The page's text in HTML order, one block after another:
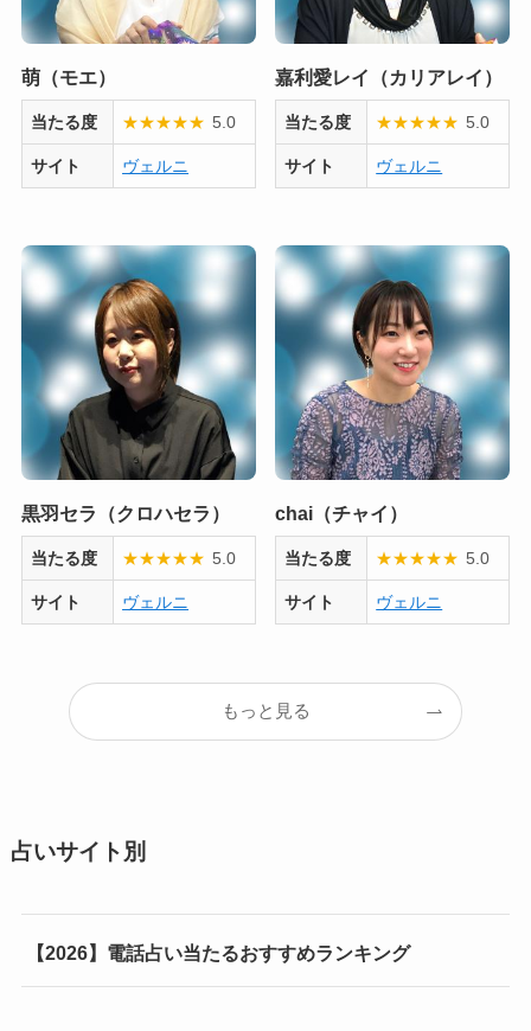
萌（モエ）
当たる度 ★★★★★ 5.0
サイト ヴェルニ
嘉利愛レイ（カリアレイ）
当たる度 ★★★★★ 5.0
サイト ヴェルニ
黒羽セラ（クロハセラ）
当たる度 ★★★★★ 5.0
サイト ヴェルニ
chai（チャイ）
当たる度 ★★★★★ 5.0
サイト ヴェルニ
もっと見る
占いサイト別
【2026】電話占い当たるおすすめランキング